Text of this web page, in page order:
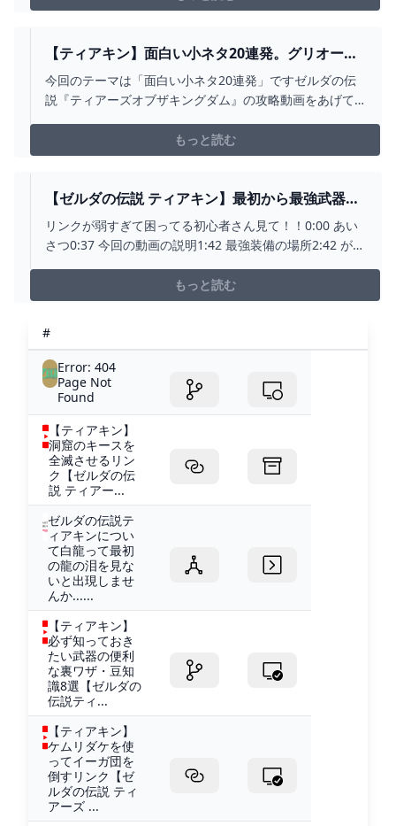
ネル専用武器で倒す05:52 壁に隠れて芋プレイ...
【ティアキン】面白い小ネタ20連発。グリオーク
の炎にハイラルボックリを当てるとどうなる？
【ゼルダの伝説ティアーズオブザキングダム/豆知
今回のテーマは「面白い小ネタ20連発」ですゼルダの伝
説『ティアーズオブザキングダム』の攻略動画をあげて
ろう様 You and
もっと読む
【ゼルダの伝説 ティアキン】最初から最強武器で
初心者でも楽に序盤の攻略をしよう。 無限増殖 テ
ィアーズオブザキングダム TOTK - YOUTUBE
リンクが弱すぎて困ってる初心者さん見て！！0:00 あい
さつ0:37 今回の動画の説明1:42 最強装備の場所2:42 がん
と盾、鋼鉄リザルボウの回収ルート9:49 まとめ#ゼルダの
伝説 #ティアキン #totk
もっと読む
#
Error: 404
Page Not
Found
【ティアキン】
洞窟のキースを
全滅させるリン
ク【ゼルダの伝
説 ティアー...
ゼルダの伝説テ
ィアキンについ
て白龍って最初
の龍の泪を見な
いと出現しませ
んか......
【ティアキン】
必ず知っておき
たい武器の便利
な裏ワザ・豆知
識8選【ゼルダの
伝説ティ...
【ティアキン】
ケムリダケを使
ってイーガ団を
倒すリンク【ゼ
ルダの伝説 ティ
アーズ ...